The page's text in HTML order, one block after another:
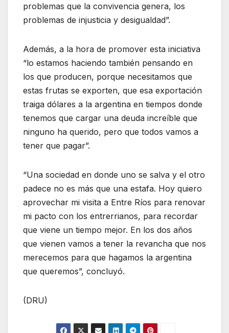
problemas que la convivencia genera, los
problemas de injusticia y desigualdad”.
Además, a la hora de promover esta iniciativa
“lo estamos haciendo también pensando en
los que producen, porque necesitamos que
estas frutas se exporten, que esa exportación
traiga dólares a la argentina en tiempos donde
tenemos que cargar una deuda increíble que
ninguno ha querido, pero que todos vamos a
tener que pagar”.
“Una sociedad en donde uno se salva y el otro
padece no es más que una estafa. Hoy quiero
aprovechar mi visita a Entre Ríos para renovar
mi pacto con los entrerrianos, para recordar
que viene un tiempo mejor. En los dos años
que vienen vamos a tener la revancha que nos
merecemos para que hagamos la argentina
que queremos”, concluyó.
(DRU)